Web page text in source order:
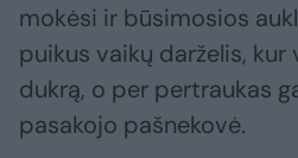
mokėsi ir būsimosios
puikus vaikų darželis, kur
dukrą, o per pertraukas
pasakojo pašnekovė.